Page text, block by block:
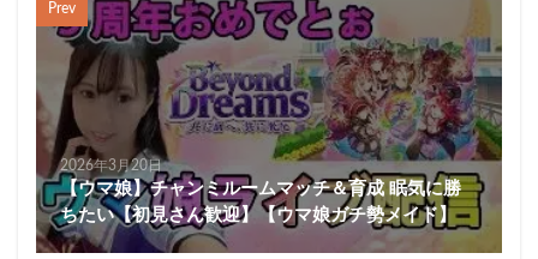
Prev
2026年3月20日
【ウマ娘】チャンミルームマッチ＆育成 眠気に勝
ちたい【初見さん歓迎】【ウマ娘ガチ勢メイド】